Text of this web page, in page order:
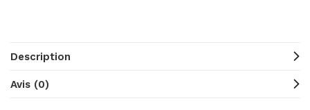
Description
Avis (0)